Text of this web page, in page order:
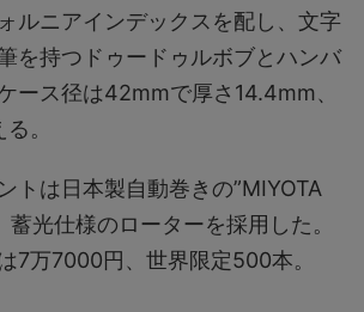
ルニアインデックスを配し、文字
を持つドゥードゥルボブとハンバ
ース径は42mmで厚さ14.4mm、
。
トは日本製自動巻きの”MIYOTA
蓄光仕様のローターを採用した。
7万7000円、世界限定500本。